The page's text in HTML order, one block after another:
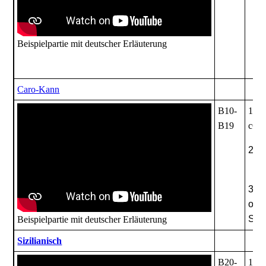
Beispielpartiemit deutscher Erläuterung
Caro-Kann
Beispielpartiemit deutscher Erläuterung
B10-
B19
1.
c6
2.
3.
Sizilianisch
B20-
1.